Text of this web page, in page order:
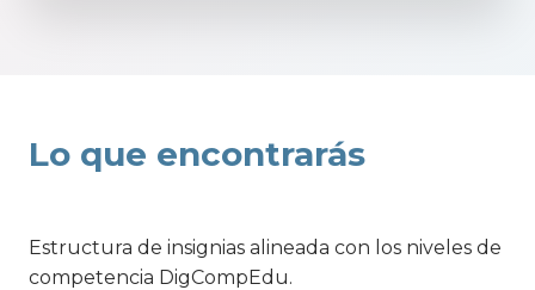
Lo que encontrarás
Estructura de insignias alineada con los niveles de
competencia DigCompEdu.